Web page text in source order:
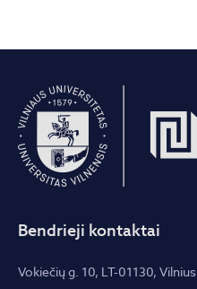
Bendrieji kontaktai
Vokiečių g. 10, LT-01130, Vilnius